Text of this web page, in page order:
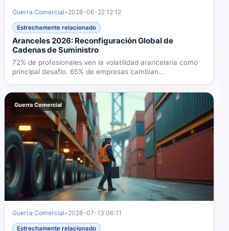
Guerra Comercial• 2026-06-22 12:12
Estrechamente relacionado
Aranceles 2026: Reconfiguración Global de
Cadenas de Suministro
72% de profesionales ven la volatilidad arancelaria como
principal desafío. 65% de empresas cambian
Guerra Comercial
Guerra Comercial• 2026-07-13 06:11
Estrechamente relacionado